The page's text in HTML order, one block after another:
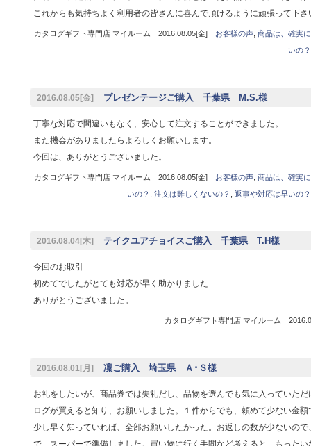
これからも気持ちよく利用者の皆さんに喜んで頂けるように頑張って下さ
カタログギフト専門店 マイルーム 2016.08.05[金] お客様の声, 商品は、確実
いの？
2016.08.05[金] プレゼンテージご購入 千葉県 M.S.様
丁寧な対応で間違いもなく、安心して注文することができました。
また機会がありましたらよろしくお願いします。
今回は、ありがとうございました。
カタログギフト専門店 マイルーム 2016.08.05[金] お客様の声, 商品は、確実
いの？
注文は難しくないの？ 返事や対応は早いの？
2016.08.04[木] テイクユアチョイスご購入 千葉県 T.H様
今回のお取引
初めてでしたがとても対応が早く助かりました
ありがとうございました。
カタログギフト専門店 マイルーム
2016.08.01[月] 凜ご購入 埼玉県 Ａ･Ｓ様
お礼をしたいが、商品券では失礼だし、品物を選んでも気に入っていた
ログが買えると知り、お願いしました。１件からでも、頼めて少ない金
少し早く知っていれば、全部お願いしたかった。お返しの数が少ないの
で、スーパーで準備しました。買い物に行く手間など考えると もったい